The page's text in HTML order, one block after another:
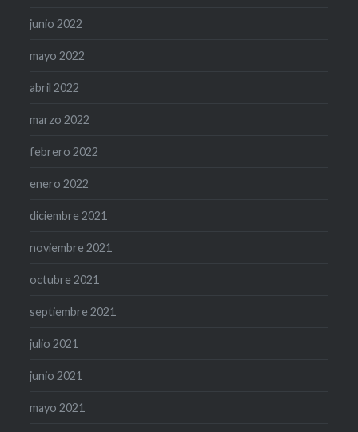
junio 2022
mayo 2022
abril 2022
marzo 2022
febrero 2022
enero 2022
diciembre 2021
noviembre 2021
octubre 2021
septiembre 2021
julio 2021
junio 2021
mayo 2021